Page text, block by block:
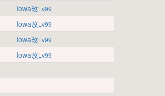
Iowa改Lv99
Iowa改Lv99
Iowa改Lv99
Iowa改Lv99